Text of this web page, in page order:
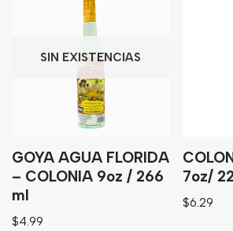
Básicos de Cocina
Harinas
Edulcorante
Sopas
Atoles
SIN EXISTENCIAS
GOYA AGUA FLORIDA
– COLONIA 9oz / 266
ml
$4.99
7oz/
$6.29